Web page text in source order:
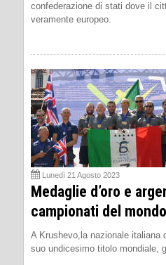
confederazione di stati dove il
veramente europeo.
Lunedì 21 Agosto 2023
Medaglie d’oro e
campionati del
A Krushevo,la nazionale italiana
suo undicesimo titolo mondiale,